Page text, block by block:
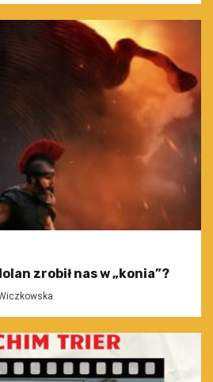
zrobił nas w „konia”?